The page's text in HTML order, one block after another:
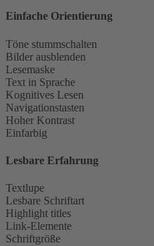
Einfache Orientierung
Töne stummschalten
Bilder ausblenden
Lesemaske
Text in Sprache
Kognitives Lesen
Navigationstasten
Hoher Kontrast
Einfarbig
Lesbare Erfahrung
Textlupe
Lesbare Schriftart
Highlight titles
Link-Elemente
Schriftgröße